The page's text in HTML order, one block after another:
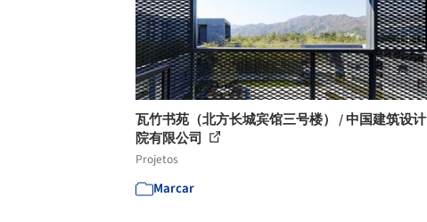
瓦竹书苑（北方长城宾馆三号楼） / 中国建筑设计
院有限公司
Projetos
Marcar